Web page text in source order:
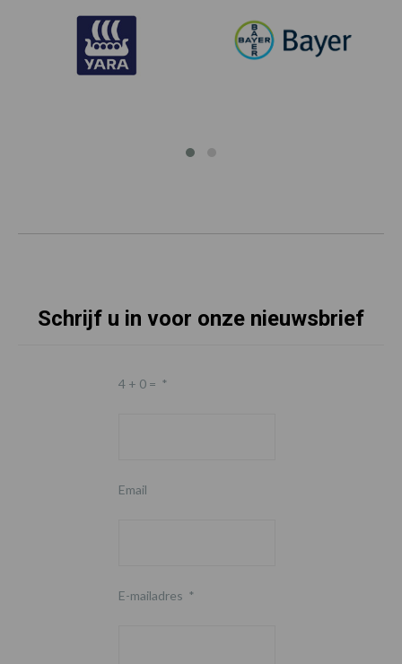
Schrijf u in voor onze nieuwsbrief
4 + 0 = *
Email
E-mailadres *